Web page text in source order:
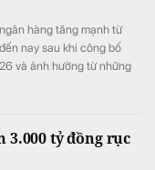
hàng tăng mạnh từ
nay sau khi công bố
và ảnh hưởng từ những
3.000 tỷ đồng rục